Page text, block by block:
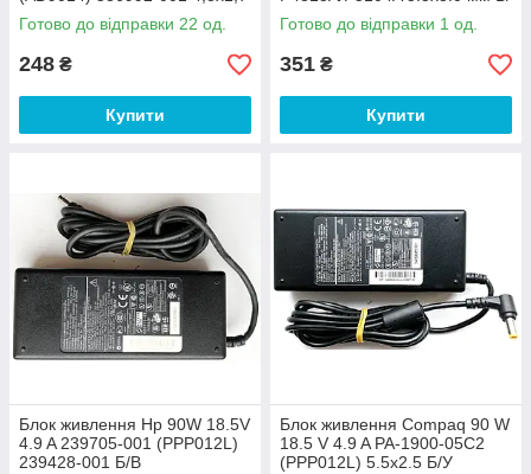
Категорія зарядних пристроїв включає бренди:
DELL;
TOSHIBA;
HP;
Деякі АКБ для ноутбуків підходять не тільки для декількох
моделей в своїй лінійці, але і для лептопів сторонніх фірм.
Наприклад, зарядка для ноутбуків HP сумісна з деякими
моделями TOSHIBA і ASUS.
мм Б/В
Готово до відправки 22 од.
248 ₴
Купити
В
Готово до відправки 1 од.
351 ₴
Купити
Блок живлення Hp 90W 18.5V
4.9 A 239705-001 (PPP012L)
239428-001 Б/В
Блок живлення Compaq 90 W
18.5 V 4.9 A PA-1900-05C2
(PPP012L) 5.5x2.5 Б/У